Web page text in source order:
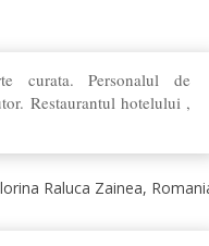
curata. Personalul de
Restaurantul hotelului ,
Raluca Zainea